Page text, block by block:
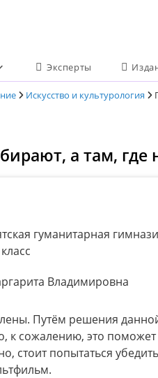
Эксперты
Искусство и культурология
а там, где
гуманитарная
Владимировна
Путём решения
к сожалению, это
стоит попытаться